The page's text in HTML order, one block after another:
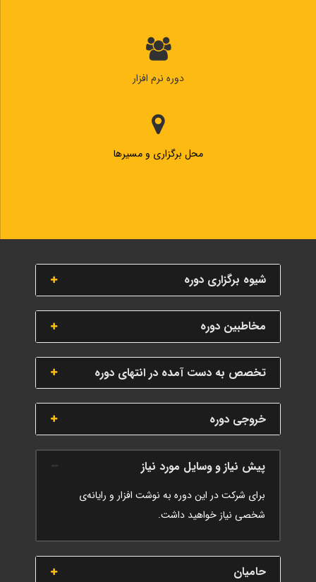
دوره نرم افزار
محل برگزاری و مسیرها
شیوه برگزاری دوره
مخاطبین دوره
تخصص به دست آمده در انتهای دوره
خروجی دوره
پیش نیاز و وسایل مورد نیاز
برای شرکت در این دوره به نوشت افزار و رایانه‌ی
شخصی نیاز خواهید داشت.
حامیان